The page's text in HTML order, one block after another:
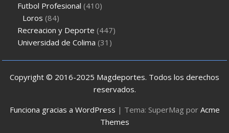
Futbol Profesional (410)
Loros (84)
Recreacion y Deporte (447)
Universidad de Colima (31)
Copyright © 2016-2025 Magdeportes. Todos los derechos
reservados.
Funciona gracias a WordPress | Tema: SuperMag por Acme
Themes